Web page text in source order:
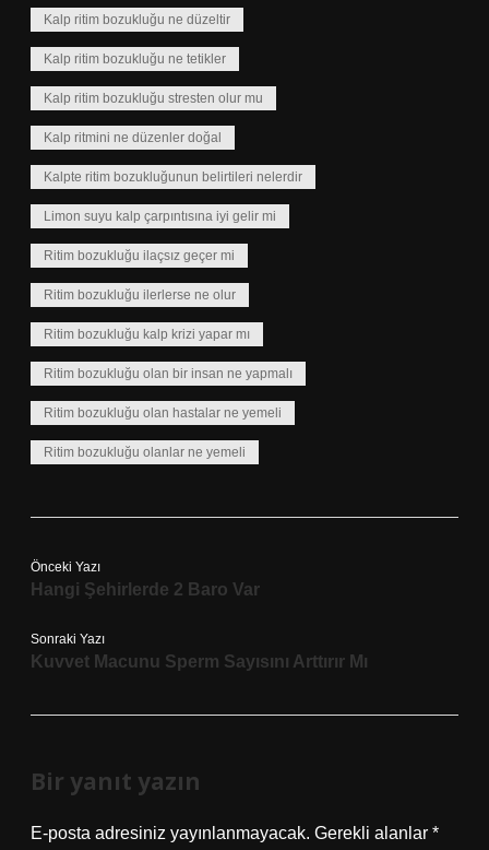
Kalp ritim bozukluğu ne düzeltir
Kalp ritim bozukluğu ne tetikler
Kalp ritim bozukluğu stresten olur mu
Kalp ritmini ne düzenler doğal
Kalpte ritim bozukluğunun belirtileri nelerdir
Limon suyu kalp çarpıntısına iyi gelir mi
Ritim bozukluğu ilaçsız geçer mi
Ritim bozukluğu ilerlerse ne olur
Ritim bozukluğu kalp krizi yapar mı
Ritim bozukluğu olan bir insan ne yapmalı
Ritim bozukluğu olan hastalar ne yemeli
Ritim bozukluğu olanlar ne yemeli
Önceki Yazı
Hangi Şehirlerde 2 Baro Var
Sonraki Yazı
Kuvvet Macunu Sperm Sayısını Arttırır Mı
Bir yanıt yazın
E-posta adresiniz yayınlanmayacak. Gerekli alanlar *